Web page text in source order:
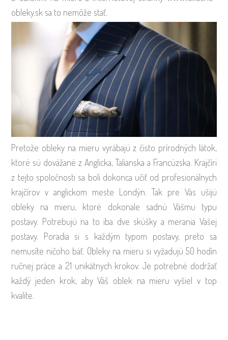
obleky.sk sa to nemôže stať.
Pretože obleky na mieru vyrábajú z čisto prírodných látok,
ktoré sú dovážané z Anglicka, Talianska a Francúzska. Krajčíri
z tejto spoločnosti sa boli dokonca učiť od profesionálnych
krajčírov v anglickom meste Londýn. Tak pre Vás ušijú
obleky na mieru, ktoré dokonale sadnú Vášmu typu
postavy. Potrebujú na to iba dve skúšky a merania Vašej
postavy. Poradia si s každým typom postavy, preto sa
nemusíte ničoho báť. Obleky na mieru si vyžadujú 50 hodín
ručnej práce a 21 unikátnych krokov. Je potrebné dodržať
každý jeden krok, aby Váš oblek na mieru vyšiel v top
kvalite.